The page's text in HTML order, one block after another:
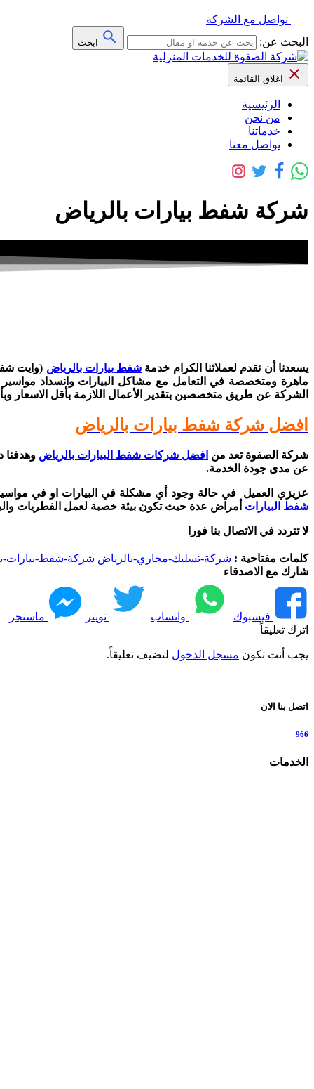
تواصل مع الشركة
البحث عن:
ابحث
اغلاق القائمة
الرئيسية
من نحن
خدماتنا
تواصل معنا
شركة شفط بيارات بالرياض
يسعدنا أن نقدم لعملائنا الكرام خدمة شفط بيارات بالرياض (وايت
ماهرة ومتخصصة في التعامل مع مشاكل البيارات وانسداد
الشركة عن طريق متخصصين بتقدير الأعمال اللازمة بأقل الاسعار
افضل شركة شفط بيارات بالرياض
شركة الصفوة تعد من افضل شركات شفط البيارات بالرياض وهدفنا
عن مدى جودة الخدمة.
عزيزي العميل في حالة وجود أي مشكلة في البيارات او في
شفط البيارات أمراض عدة حيث تكون بيئة خصبة لعمل الفطريات
لا تتردد في الاتصال بنا فورا
كلمات مفتاحية : شركة-تسليك-مجاري-بالرياض شركة-شفط-بيارات-
شارك مع الاصدقاء
فيسبوك واتساب تويتر ماسنجر
اترك تعليقاً
يجب أنت تكون مسجل الدخول لتضيف تعليقاً.
اتصل بنا الان
966
الخدمات